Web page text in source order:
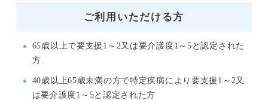
ご利用いただける方
65歳以上で要支援1～2又は要介護度1～5と認定された
方
40歳以上65歳未満の方で特定疾病により要支援1～2又
は要介護度1～5と認定された方